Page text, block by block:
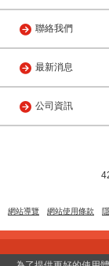
聯絡我們
最新消息
公司資訊
網站導覽 網站使用條款
©